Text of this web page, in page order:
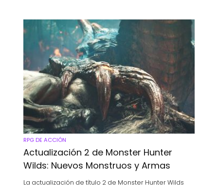
RPG DE ACCIÓN
Actualización 2 de Monster Hunter
Wilds: Nuevos Monstruos y Armas
La actualización de título 2 de Monster Hunter Wilds